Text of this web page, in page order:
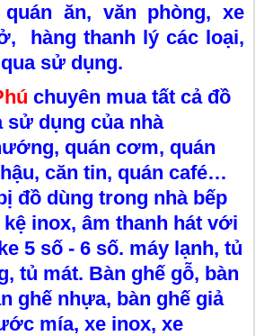
quán ăn, văn phòng, xe
hàng thanh lý các loại,
sử dụng.
chuyên mua tất cả đồ
sử dụng của nhà
quán cơm, quán
căn tin, quán café…
đồ dùng trong nhà bếp
inox, âm thanh hát với
5 số - 6 số. máy lạnh, tủ
tủ mát. Bàn ghế gỗ, bàn
ghế nhựa, bàn ghế giả
mía, xe inox, xe